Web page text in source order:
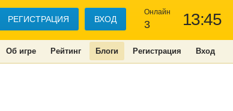
13:45
Онлайн
3
РЕГИСТРАЦИЯ ВХОД
Об игре Рейтинг Блоги Регистрация Вход